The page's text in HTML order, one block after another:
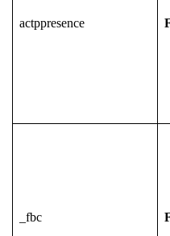
actppresence
_fbc